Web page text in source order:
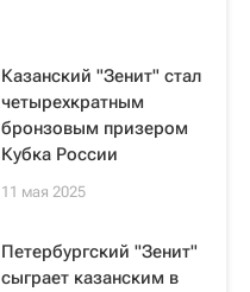
Казанский "Зенит" стал
четырехкратным
бронзовым призером
Кубка России
11 мая 2025
Петербургский "Зенит"
сыграет казанским в